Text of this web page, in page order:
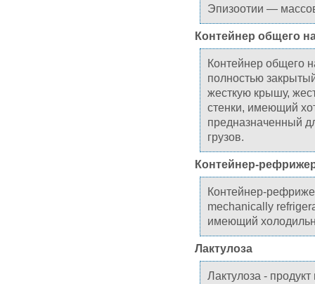
Эпизоотии —
Контейнер общего
Контейнер общего
полностью
жесткую крышу,
стенки, имеющий
предназначенный
грузов.
Контейнер-
Контейнер-
mechanically
имеющий
Лактулоза
Лактулоза -